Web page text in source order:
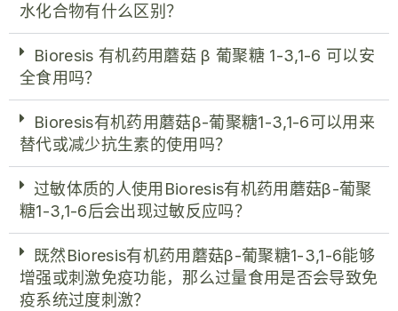
水化合物有什么区别？
Bioresis 有机药用蘑菇 β 葡聚糖 1-3,1-6 可以安
全食用吗？
Bioresis有机药用蘑菇β-葡聚糖1-3,1-6可以用来
替代或减少抗生素的使用吗？
过敏体质的人使用Bioresis有机药用蘑菇β-葡聚
糖1-3,1-6后会出现过敏反应吗？
既然Bioresis有机药用蘑菇β-葡聚糖1-3,1-6能够
增强或刺激免疫功能，那么过量食用是否会导致免
疫系统过度刺激？